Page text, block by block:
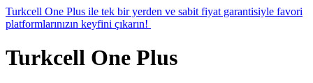
Turkcell One Plus ile tek bir yerden ve sabit fiyat garantisiyle favori
platformlarınızın keyfini çıkarın!
Turkcell One Plus